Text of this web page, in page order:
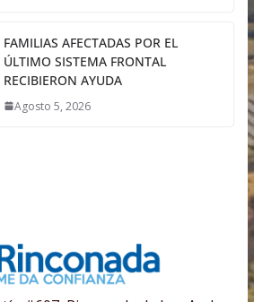
FAMILIAS AFECTADAS POR EL
ÚLTIMO SISTEMA FRONTAL
RECIBIERON AYUDA
Agosto 5, 2026